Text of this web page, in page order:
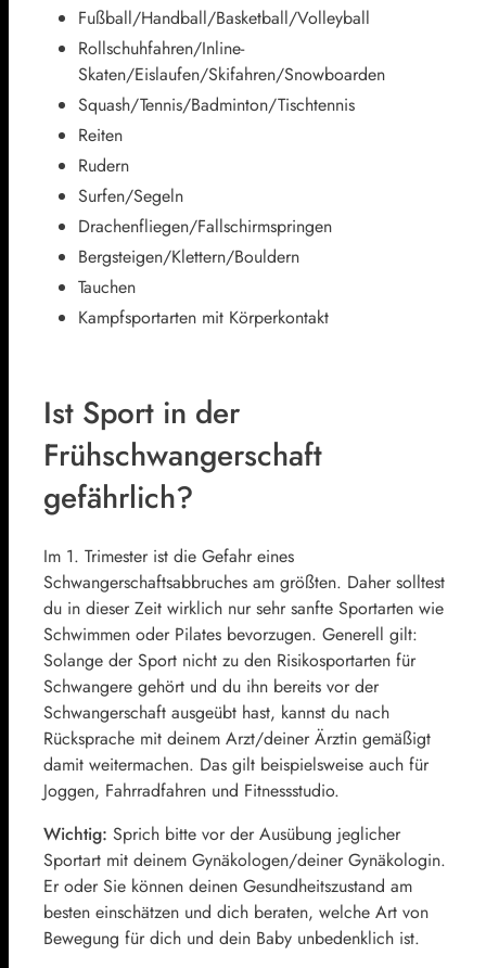
Fußball/Handball/Basketball/Volleyball
Rollschuhfahren/Inline-
Skaten/Eislaufen/Skifahren/Snowboarden
Squash/Tennis/Badminton/Tischtennis
Reiten
Rudern
Surfen/Segeln
Drachenfliegen/Fallschirmspringen
Bergsteigen/Klettern/Bouldern
Tauchen
Kampfsportarten mit Körperkontakt
Ist Sport in der
Frühschwangerschaft
gefährlich?
Im 1. Trimester ist die Gefahr eines
Schwangerschaftsabbruches am größten. Daher solltest
du in dieser Zeit wirklich nur sehr sanfte Sportarten wie
Schwimmen oder Pilates bevorzugen. Generell gilt:
Solange der Sport nicht zu den Risikosportarten für
Schwangere gehört und du ihn bereits vor der
Schwangerschaft ausgeübt hast, kannst du nach
Rücksprache mit deinem Arzt/deiner Ärztin gemäßigt
damit weitermachen. Das gilt beispielsweise auch für
Joggen, Fahrradfahren und Fitnessstudio.
Wichtig: Sprich bitte vor der Ausübung jeglicher
Sportart mit deinem Gynäkologen/deiner Gynäkologin.
Er oder Sie können deinen Gesundheitszustand am
besten einschätzen und dich beraten, welche Art von
Bewegung für dich und dein Baby unbedenklich ist.